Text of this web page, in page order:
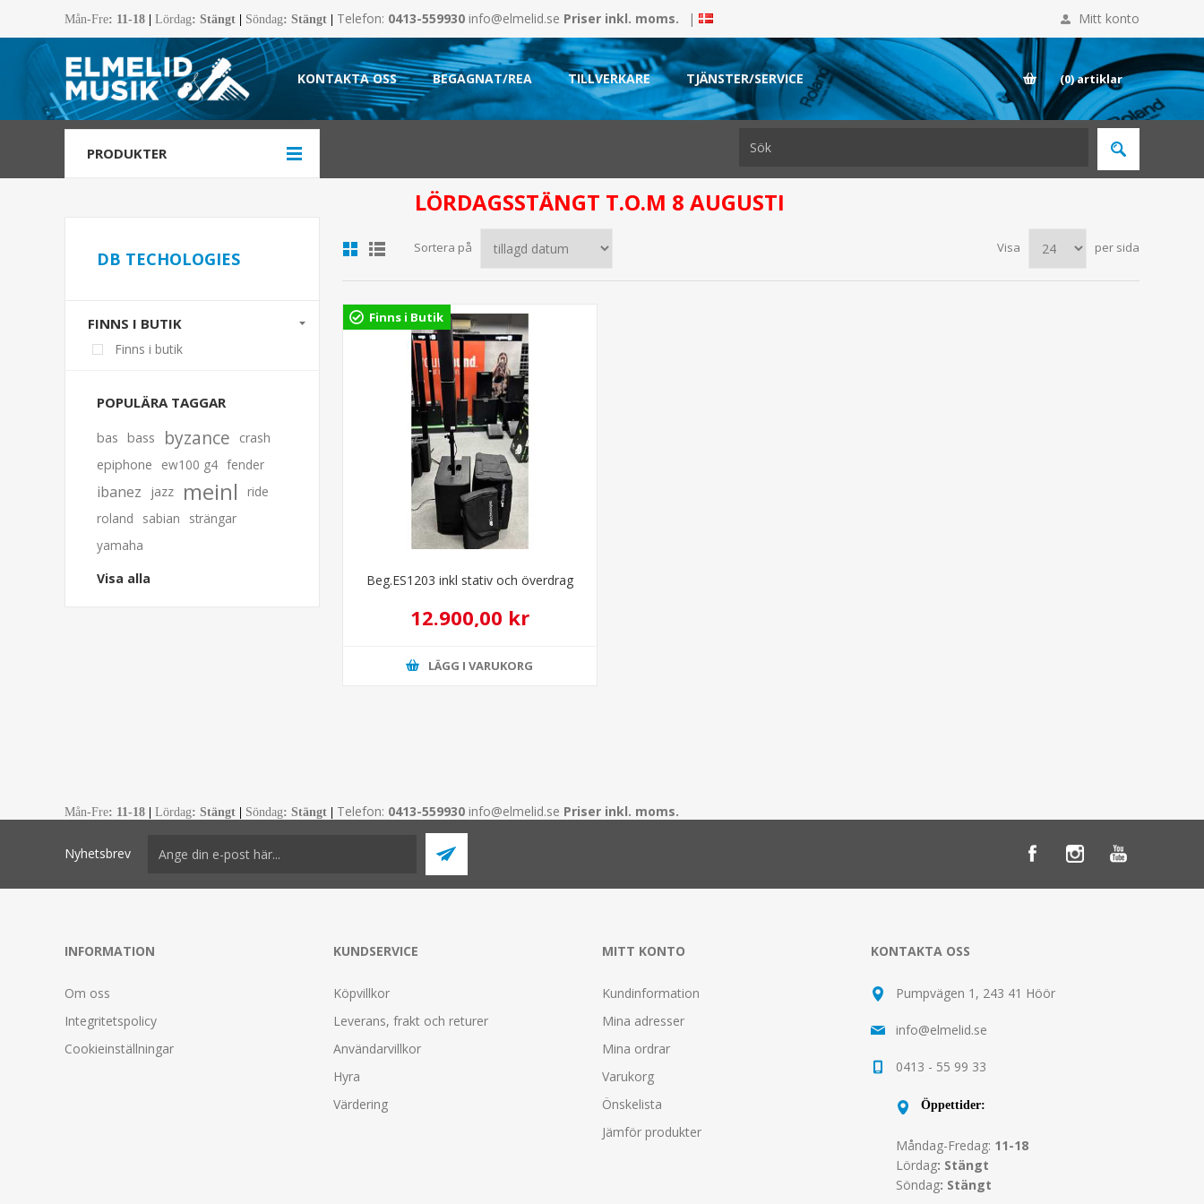
Mån-Fre: 11-18 Lördag: Stängt Söndag: Stängt Telefon: 0413-559930 info@elmelid.se Priser inkl. moms. | Mitt konto
KONTAKTA OSS BEGAGNAT/REA TILLVERKARE TJÄNSTER/SERVICE (0)artiklar
PRODUKTER
LÖRDAGSSTÄNGT T.O.M 8 AUGUSTI
Sortera på Visa per sida
Finns i Butik
Beg.ES1203 inkl stativ och överdrag
12.900,00 kr
LÄGG I VARUKORG
DB TECHOLOGIES
FINNS I BUTIK
Finns i butik
POPULÄRA TAGGAR
bas bass byzance
crash
epiphone
ew100 g4 fender
ibanez jazz meinl
ride
roland
sabian
strängar
yamaha
Visa alla
Mån-Fre: 11-18 Lördag: Stängt Söndag: Stängt Telefon: 0413-559930 info@elmelid.se Priser inkl. moms.
Nyhetsbrev
INFORMATION
Om oss
Integritetspolicy
Cookieinställningar
KUNDSERVICE
Köpvillkor
Leverans, frakt och returer
Användarvillkor
Hyra
Värdering
MITT KONTO
Kundinformation
Mina adresser
Mina ordrar
Varukorg
Önskelista
Jämför produkter
KONTAKTA OSS
Pumpvägen 1, 243 41 Höör
info@elmelid.se
0413 - 55 99 33
Öppettider:
Måndag-Fredag: 11-18
Lördag: Stängt
Söndag: Stängt